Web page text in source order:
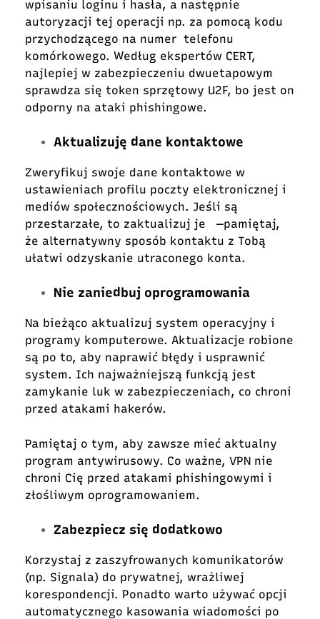
wpisaniu loginu i hasła, a następnie
autoryzacji tej operacji np. za pomocą kodu
przychodzącego na numer telefonu
komórkowego. Według ekspertów CERT,
najlepiej w zabezpieczeniu dwuetapowym
sprawdza się token sprzętowy U2F, bo jest on
odporny na ataki phishingowe.
Aktualizuję dane kontaktowe
Zweryfikuj swoje dane kontaktowe w
ustawieniach profilu poczty elektronicznej i
mediów społecznościowych. Jeśli są
przestarzałe, to zaktualizuj je ―pamiętaj,
że alternatywny sposób kontaktu z Tobą
ułatwi odzyskanie utraconego konta.
Nie zaniedbuj oprogramowania
Na bieżąco aktualizuj system operacyjny i
programy komputerowe. Aktualizacje robione
są po to, aby naprawić błędy i usprawnić
system. Ich najważniejszą funkcją jest
zamykanie luk w zabezpieczeniach, co chroni
przed atakami hakerów.
Pamiętaj o tym, aby zawsze mieć aktualny
program antywirusowy. Co ważne, VPN nie
chroni Cię przed atakami phishingowymi i
złośliwym oprogramowaniem.
Zabezpiecz się dodatkowo
Korzystaj z zaszyfrowanych komunikatorów
(np. Signala) do prywatnej, wrażliwej
korespondencji. Ponadto warto używać opcji
automatycznego kasowania wiadomości po